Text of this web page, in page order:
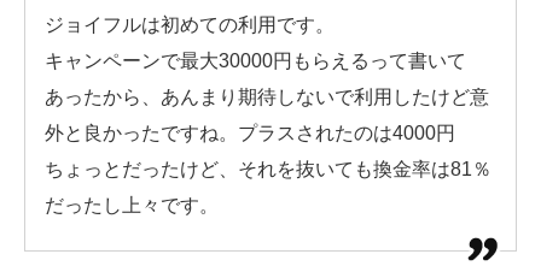
ジョイフルは初めての利用です。
キャンペーンで最大30000円もらえるって書いて
あったから、あんまり期待しないで利用したけど意
外と良かったですね。プラスされたのは4000円
ちょっとだったけど、それを抜いても換金率は81％
だったし上々です。